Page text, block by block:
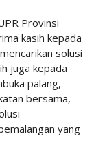
Provinsi
kasih kepada
solusi
juga kepada
palang,
bersama,
yang